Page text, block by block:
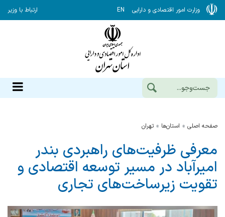
وزارت امور اقتصادی و دارایی EN ارتباط با وزیر
صفحه اصلی استان‌ها تهران
معرفی ظرفیت‌های راهبردی بندر
امیرآباد در مسیر توسعه اقتصادی و
تقویت زیرساخت‌های تجاری